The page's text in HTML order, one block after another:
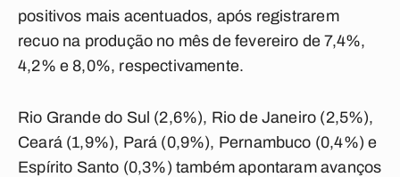
positivos mais acentuados, após registrarem
recuo na produção no mês de fevereiro de 7,4%,
4,2% e 8,0%, respectivamente.
Rio Grande do Sul (2,6%), Rio de Janeiro (2,5%),
Ceará (1,9%), Pará (0,9%), Pernambuco (0,4%) e
Espírito Santo (0,3%) também apontaram avanços